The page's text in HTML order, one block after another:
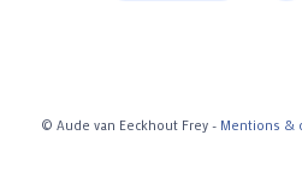
© Aude van Eeckhout Frey - Mentions &